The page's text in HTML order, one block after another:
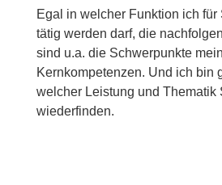
Egal in welcher Funktion ich für
tätig werden darf, die
sind u.a. die Schwerpunkte
Kernkompetenzen. Und ich bin
welcher Leistung und Thematik
wiederfinden.